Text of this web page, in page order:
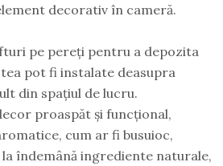
decorativ în cameră.
pe pereți pentru a depozita
pot fi instalate deasupra
din spațiul de lucru.
proaspăt și funcțional,
cum ar fi busuioc,
îndemână ingrediente naturale,